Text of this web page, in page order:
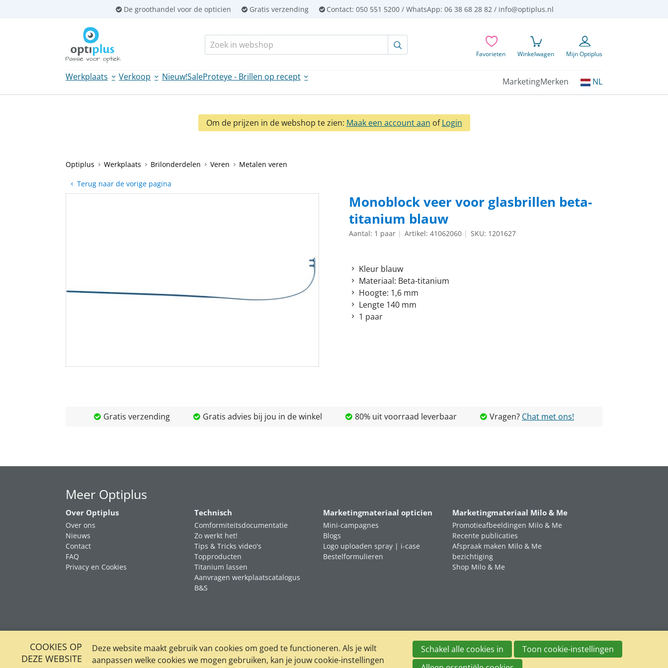
De groothandel voor de opticien Gratis verzending Contact: 050 551 5200 / WhatsApp: 06 38 68 28 82 / info@optiplus.nl
Favorieten Winkelwagen Mijn Optiplus
Zoeken:
Werkplaats Verkoop Nieuw!SaleProteye - Brillen op recept MarketingMerken
Kies
uw
NL
Om de prijzen in de webshop te zien: Maak een account aan ofLogin
Optiplus Werkplaats Brilonderdelen Veren Metalen veren
Terug naar de vorige pagina
Monoblock veer voor glasbrillen beta-
titanium blauw
Aantal: 1 paar Artikel: 41062060 SKU: 1201627
Kleur blauw
Materiaal: Beta-titanium
Hoogte: 1,6 mm
Lengte 140 mm
1 paar
Gratis verzending Gratis advies bij jou in de winkel 80% uit voorraad leverbaar Vragen? Chat met ons!
Meer Optiplus
Over Optiplus
Over ons
Nieuws
Contact
FAQ
Privacy en Cookies
Technisch
Comformiteitsdocumentatie
Zo werkt het!
Tips & Tricks video's
Topproducten
Titanium lassen
Aanvragen werkplaatscatalogus
B&S
Marketingmateriaal opticien
Mini-campagnes
Blogs
Logo uploaden spray | i-case
Bestelformulieren
Marketingmateriaal Milo & Me
Promotieafbeeldingen Milo & Me
Recente publicaties
Afspraak maken Milo & Me
bezichtiging
Shop Milo & Me
Algemene voorwaarden Over ons
COOKIES OP
DEZE WEBSITE
Deze website maakt gebruik van cookies om goed te functioneren. Als je wilt
aanpassen welke cookies we mogen gebruiken, kan je jouw cookie-instellingen
Schakel alle cookies in
Toon cookie-instellingen